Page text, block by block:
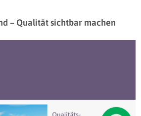
– Qualität sichtbar machen